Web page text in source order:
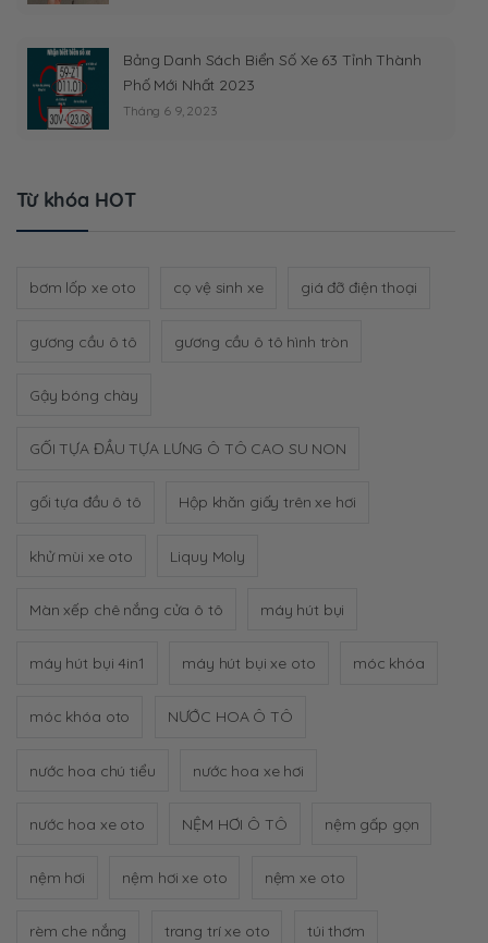
Bảng Danh Sách Biển Số Xe 63 Tỉnh Thành
Phố Mới Nhất 2023
Tháng 6 9, 2023
Từ khóa HOT
bơm lốp xe oto cọ vệ sinh xe giá đỡ điện thoại
gương cầu ô tô gương cầu ô tô hình tròn
Gậy bóng chày
GỐI TỰA ĐẦU TỰA LƯNG Ô TÔ CAO SU NON
gối tựa đầu ô tô Hộp khăn giấy trên xe hơi
khử mùi xe oto Liquy Moly
Màn xếp chê nắng cửa ô tô máy hút bụi
máy hút bụi 4in1 máy hút bụi xe oto móc khóa
móc khóa oto NƯỚC HOA Ô TÔ
nước hoa chú tiểu nước hoa xe hơi
nước hoa xe oto NỆM HƠI Ô TÔ nệm gấp gọn
nệm hơi nệm hơi xe oto nệm xe oto
rèm che nắng trang trí xe oto túi thơm